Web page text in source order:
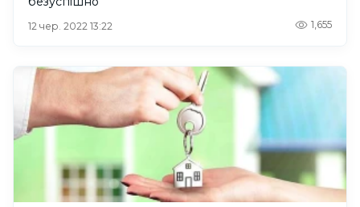
12 чер. 2022 13:22 1,655